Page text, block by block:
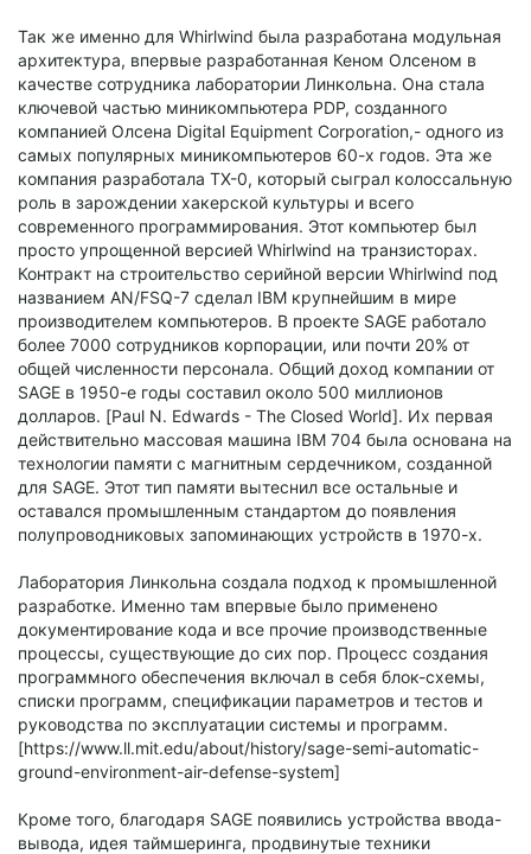
Так же именно для Whirlwind была разработана модульная
архитектура, впервые разработанная Кеном Олсеном в
качестве сотрудника лаборатории Линкольна. Она стала
ключевой частью миникомпьютера PDP, созданного
компанией Олсена Digital Equipment Corporation,- одного из
самых популярных миникомпьютеров 60-х годов. Эта же
компания разработала TX-0, который сыграл колоссальную
роль в зарождении хакерской культуры и всего
современного программирования. Этот компьютер был
просто упрощенной версией Whirlwind на транзисторах.
Контракт на строительство серийной версии Whirlwind под
названием AN/FSQ-7 сделал IBM крупнейшим в мире
производителем компьютеров. В проекте SAGE работало
более 7000 сотрудников корпорации, или почти 20% от
общей численности персонала. Общий доход компании от
SAGE в 1950-е годы составил около 500 миллионов
долларов. [Paul N. Edwards - The Closed World]. Их первая
действительно массовая машина IBM 704 была основана на
технологии памяти с магнитным сердечником, созданной
для SAGE. Этот тип памяти вытеснил все остальные и
оставался промышленным стандартом до появления
полупроводниковых запоминающих устройств в 1970-х.
Лаборатория Линкольна создала подход к промышленной
разработке. Именно там впервые было применено
документирование кода и все прочие производственные
процессы, существующие до сих пор. Процесс создания
программного обеспечения включал в себя блок-схемы,
списки программ, спецификации параметров и тестов и
руководства по эксплуатации системы и программ.
[https://www.ll.mit.edu/about/history/sage-semi-automatic-
ground-environment-air-defense-system]
Кроме того, благодаря SAGE появились устройства ввода-
вывода, идея таймшеринга, продвинутые техники